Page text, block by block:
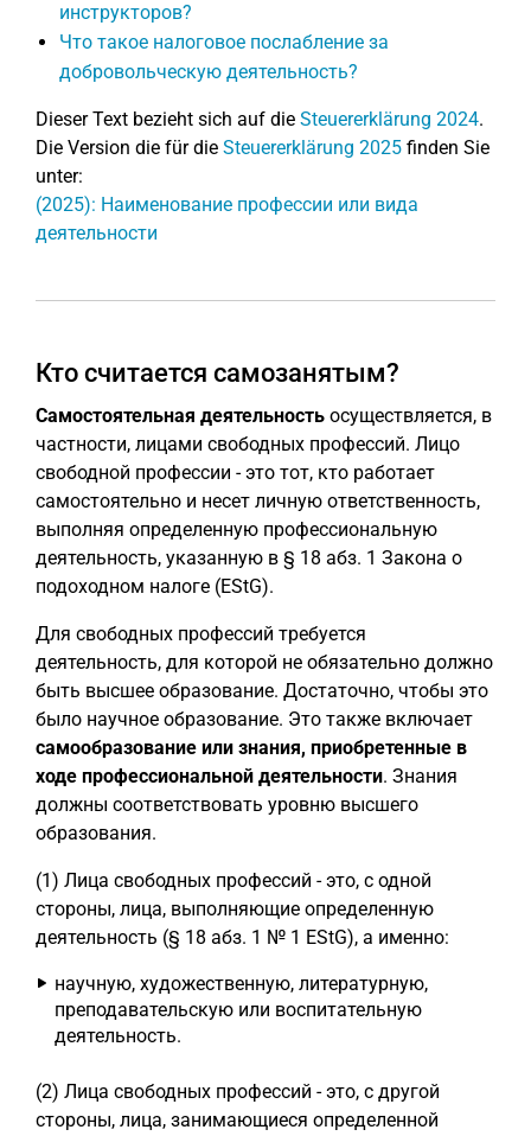
инструкторов?
Что такое налоговое послабление за
добровольческую деятельность?
Dieser Text bezieht sich auf die Steuererklärung 2024.
Die Version die für die Steuererklärung 2025 finden Sie
unter:
(2025): Наименование профессии или вида
деятельности
Кто считается самозанятым?
Самостоятельная деятельность осуществляется, в
частности, лицами свободных профессий. Лицо
свободной профессии - это тот, кто работает
самостоятельно и несет личную ответственность,
выполняя определенную профессиональную
деятельность, указанную в § 18 абз. 1 Закона о
подоходном налоге (EStG).
Для свободных профессий требуется
деятельность, для которой не обязательно должно
быть высшее образование. Достаточно, чтобы это
было научное образование. Это также включает
самообразование или знания, приобретенные в
ходе профессиональной деятельности. Знания
должны соответствовать уровню высшего
образования.
(1) Лица свободных профессий - это, с одной
стороны, лица, выполняющие определенную
деятельность (§ 18 абз. 1 № 1 EStG), а именно:
научную, художественную, литературную,
преподавательскую или воспитательную
деятельность.
(2) Лица свободных профессий - это, с другой
стороны, лица, занимающиеся определенной